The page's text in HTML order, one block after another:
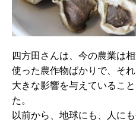
四方田さんは、今の農業は
使った農作物ばかりで、そ
大きな影響を与えているこ
た。
以前から、地球にも、人に